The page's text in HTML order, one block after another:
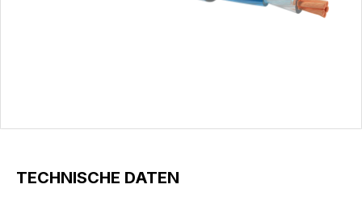
TECHNISCHE DATEN